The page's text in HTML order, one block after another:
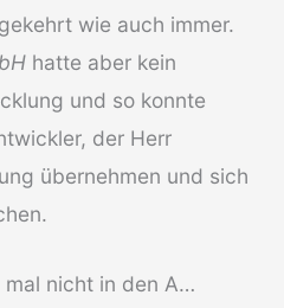
wie auch immer.
hatte aber kein
und so konnte
der Herr
übernehmen und sich
mal nicht in den A…